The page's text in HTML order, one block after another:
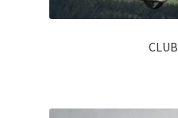
CLUB